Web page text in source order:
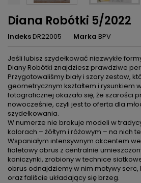
Diana Robótki 5/2022
IndeksDR22005 Marka BPV
Jeśli lubisz szydełkować niezwykłe
Diany Robótki znajdziesz prawdziwe
Przygotowaliśmy biały i szary zestaw,
geometrycznym kształtem i rysunkiem
fotograficznej okazało się, że szarości
nowocześnie, czyli jest to oferta dla
szydełkowania.
W numerze nie brakuje modeli w
kolorach – żółtym i różowym – na nich
Wspaniałym intensywnym akcentem
fioletowy obrus z centralnie
koniczynki, zrobiony w technice
obrus odnajdziemy w nim motywy serc,
oraz faliście układający się brzeg.